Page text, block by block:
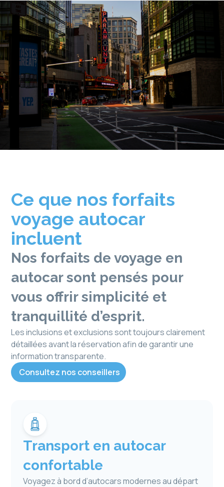
Ce que nos forfaits
voyage autocar
incluent
Nos forfaits de voyage en
autocarsont pensés pour
vous offrir simplicité et
tranquillité d’esprit.
Les inclusions et exclusions sont toujours clairement
détaillées avant la réservation afin de garantir une
information transparente.
Consultez nos conseillers
Transport en autocar
confortable
Voyagez à bord d’autocars modernes au départ